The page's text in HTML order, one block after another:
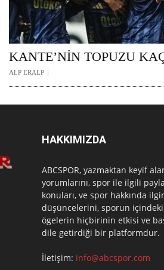
KANTE’NİN TOPUZU
ALP ERALP
HAKKIMIZDA
ABCSPOR, yazmaktan keyif
yorumlarını, spor ile ilgili
konuları, ve spor hakkında
düşüncelerini, sporun
ögelerin hiçbirinin etkisi ve
dile getirdiği bir platformdur.
İletişim: info@abcspor.com